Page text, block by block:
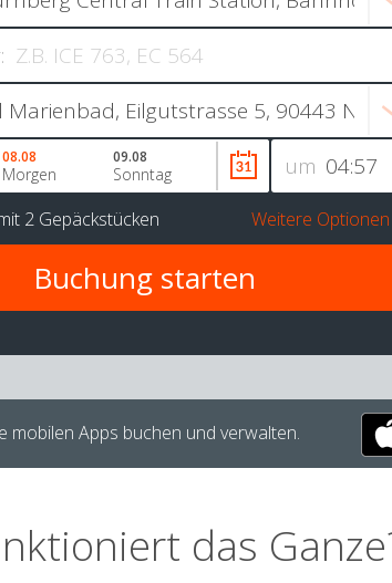
um
08.08
Morgen
09.08
Sonntag
2 Gepäckstücken Weitere Optionen
mobilen Apps buchen und verwalten.
das